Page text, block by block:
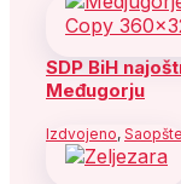
SDP BiH
Međugorju
Izdvojeno,